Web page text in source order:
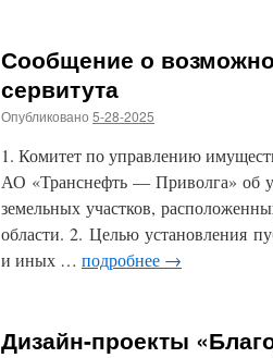
Сообщение о
сервитута
Опубликовано 5-28-2025
1. Комитет по управлению
АО «Транснефть — Приволга» об
земельных участков,
области. 2. Целью установления
и иных … подробнее →
Дизайн-проекты